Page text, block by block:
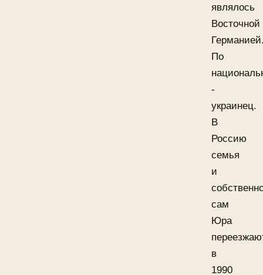
являлось
Восточной
По
-
украинец.
В
Россию
семья
и
сам
Юра
в
1990